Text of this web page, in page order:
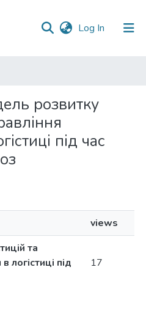
Log In (current)
розвитку
під час
views
та
логістиці під
17